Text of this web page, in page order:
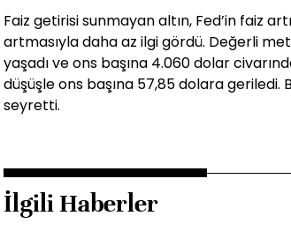
Faiz getirisi sunmayan altın, Fed’in faiz
artmasıyla daha az ilgi gördü. Değerli
yaşadı ve ons başına 4.060 dolar
düşüşle ons başına 57,85 dolara
seyretti.
İlgili Haberler